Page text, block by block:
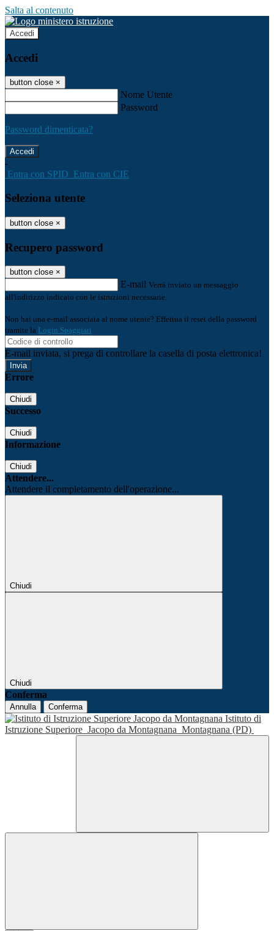
Salta al contenuto
Accedi
Accedi
button close ×
Nome Utente
Password
Password dimenticata?
-
Entra con SPID Entra con CIE
Seleziona utente
button close ×
Recupero password
button close ×
E-mail Verrà inviato un messaggio
all'indirizzo indicato con le istruzioni necessarie.
Non hai una e-mail associata al nome utente? Effettua il reset della password
tramite la Login Spaggiari
E-mail inviata, si prega di controllare la casella di posta elettronica!
Errore
Chiudi
Successo
Chiudi
Informazione
Chiudi
Attendere...
Attendere il completamento dell'operazione...
Chiudi
Chiudi
Conferma
Annulla Conferma
Istituto di
Istruzione Superiore Jacopo da Montagnana Montagnana (PD)